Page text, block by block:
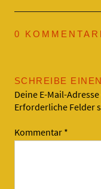
0
SCHREIBE
Deine E-Mail-
Erforderliche Felder
Kommentar *